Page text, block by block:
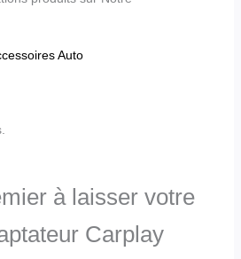
Auto
à laisser votre
Carplay